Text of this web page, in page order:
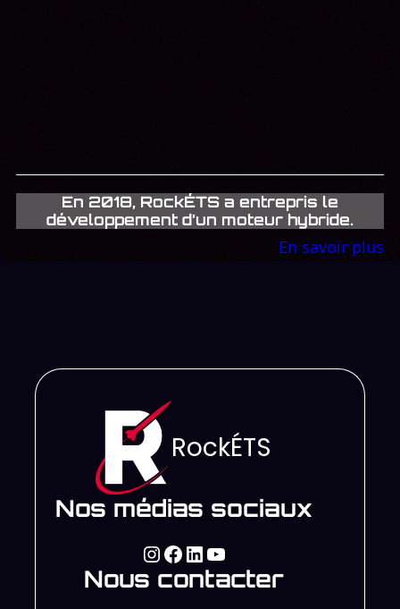
En 2018, RockÉTS a entrepris le
développement d’un moteur hybride.
En savoir plus
RockÉTS
Nos médias sociaux
https://www.instagram.com/clubrockets/ Facebook LinkedIn YouTube
Nous contacter